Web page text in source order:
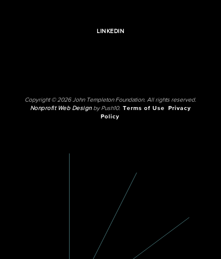
LINKEDIN
Copyright © 2026 John Templeton Foundation. All rights reserved.
Nonprofit Web Designby Push10. Terms of Use
Privacy
Policy